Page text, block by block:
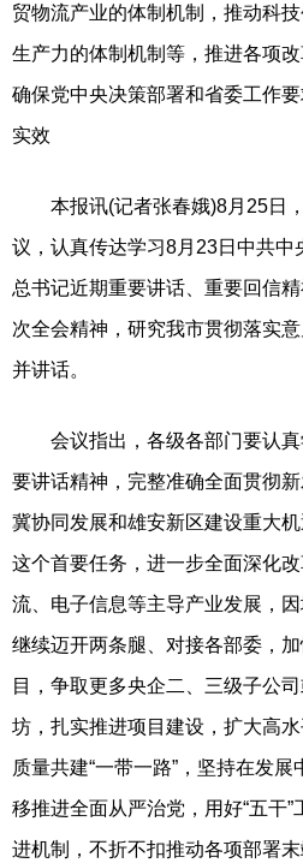
贸物流产业的体制机制，推动科
生产力的体制机制等，推进各项
确保党中央决策部署和省委工作
实效
本报讯(记者张春娥)8月25日，
议，认真传达学习8月23日中共
总书记近期重要讲话、重要回信
次全会精神，研究我市贯彻落实
并讲话。
会议指出，各级各部门要认真
要讲话精神，完整准确全面贯彻
冀协同发展和雄安新区建设重大
这个首要任务，进一步全面深化
流、电子信息等主导产业发展，
继续迈开两条腿、对接各部委，
目，争取更多央企二、三级子公
坊，扎实推进项目建设，扩大高
质量共建“一带一路”，坚持在发
移推进全面从严治党，用好“五干”
进机制，不折不扣推动各项部署